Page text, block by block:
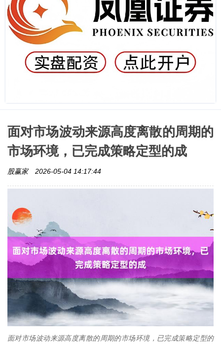
面对市场波动来源高度离散的周期的
市场环境，已完成策略定型的成
股赢家 2026-05-04 14:17:44
面对市场波动来源高度离散的周期的市场环境，已完成策略定型的